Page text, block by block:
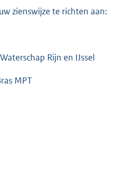
zienswijze te richten aan:
Rijn en IJssel
MPT